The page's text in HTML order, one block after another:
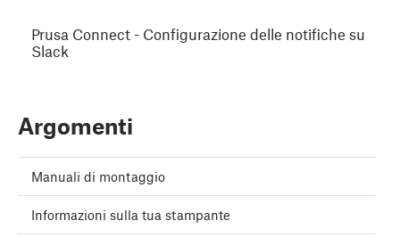
Prusa Connect - Configurazione delle notifiche su
Slack
Argomenti
Manuali di montaggio
Informazioni sulla tua stampante